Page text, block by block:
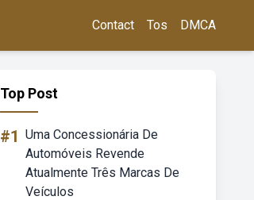
Contact Tos DMCA
Top Post
#1 Uma Concessionária De
Automóveis Revende
Atualmente Três Marcas De
Veículos